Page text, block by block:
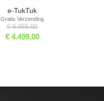
e-TukTuk
€6.965,00
€4.499,00
Gratis Verzending